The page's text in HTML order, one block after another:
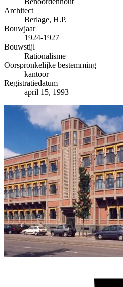
Architect
Berlage, H.P.
Bouwjaar
1924-1927
Bouwstijl
Rationalisme
Oorspronkelijke bestemming
kantoor
Registratiedatum
april 15, 1993